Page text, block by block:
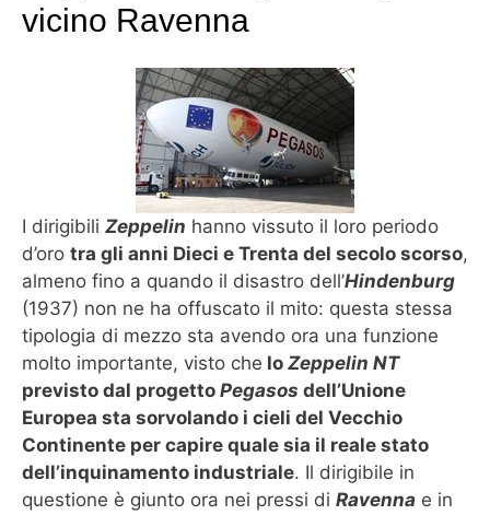
vicino Ravenna
I dirigibili Zeppelin hanno vissuto il loro periodo
d’oro tra gli anni Dieci e Trenta del secolo scorso,
almeno fino a quando il disastro dell’Hindenburg
(1937) non ne ha offuscato il mito: questa stessa
tipologia di mezzo sta avendo ora una funzione
molto importante, visto che lo Zeppelin NT
previsto dal progetto Pegasos dell’Unione
Europea sta sorvolando i cieli del Vecchio
Continente per capire quale sia il reale stato
dell’inquinamento industriale. Il dirigibile in
questione è giunto ora nei pressi di Ravenna e in